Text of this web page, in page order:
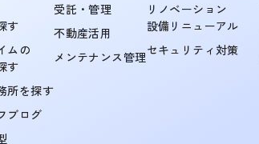
す
ムの
す
所を探す
ブログ
受託・管理
不動産活用
メンテナンス管理
リノベーション
設備リニューアル
セキュリティ対策